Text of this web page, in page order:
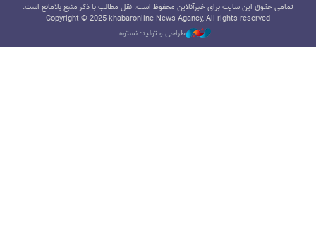
تمامی حقوق این سایت برای خبرآنلاین محفوظ است. نقل مطالب با ذکر منبع بلامانع است.
Copyright © 2025 khabaronline News Agancy, All rights reserved
طراحی و تولید: نستوه